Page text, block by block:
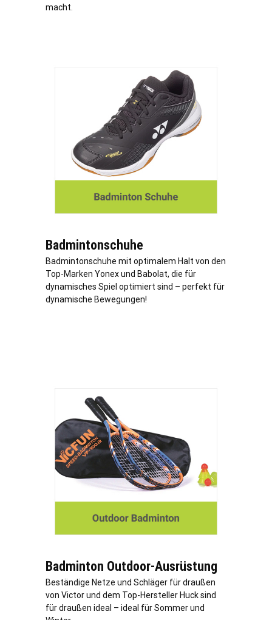
macht.
Badmintonschuhe
Badmintonschuhe mit optimalem Halt von den
Top-Marken Yonex und Babolat, die für
dynamisches Spiel optimiert sind – perfekt für
dynamische Bewegungen!
Badminton Outdoor-Ausrüstung
Beständige Netze und Schläger für draußen
von Victor und dem Top-Hersteller Huck sind
für draußen ideal – ideal für Sommer und